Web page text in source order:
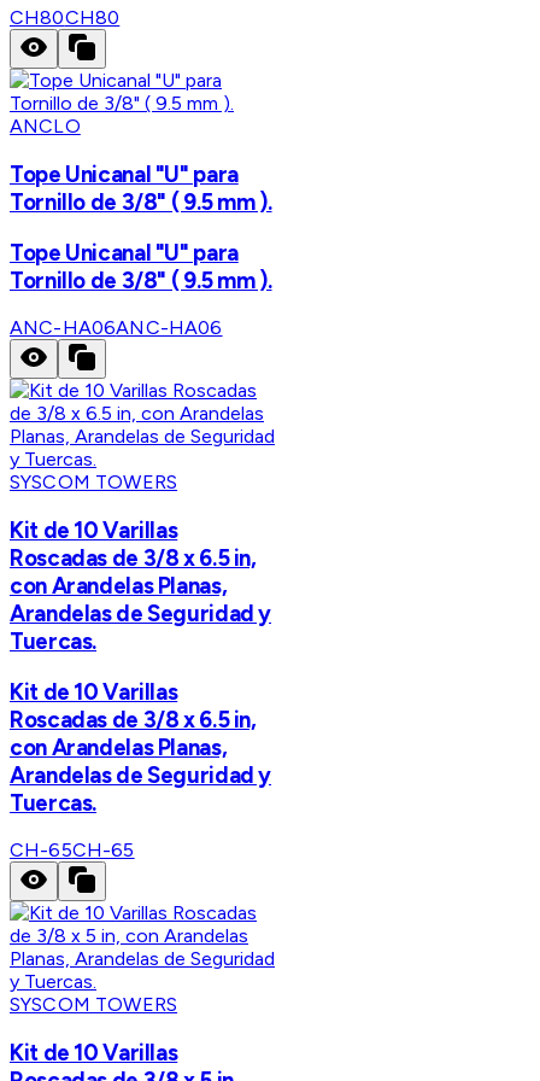
CH80CH80
ANCLO
Tope Unicanal "U" para
Tornillo de 3/8" ( 9.5 mm ).
Tope Unicanal "U" para
Tornillo de 3/8" ( 9.5 mm ).
ANC-HA06ANC-HA06
SYSCOM TOWERS
Kit de 10 Varillas
Roscadas de 3/8 x 6.5 in,
con Arandelas Planas,
Arandelas de Seguridad y
Tuercas.
Kit de 10 Varillas
Roscadas de 3/8 x 6.5 in,
con Arandelas Planas,
Arandelas de Seguridad y
Tuercas.
CH-65CH-65
SYSCOM TOWERS
Kit de 10 Varillas